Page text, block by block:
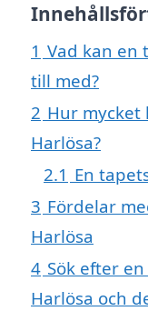
1 Vad kan en
till med?
2 Hur mycket
Harlösa?
2.1 En
3 Fördelar
Harlösa
4 Sök efter
Harlösa och